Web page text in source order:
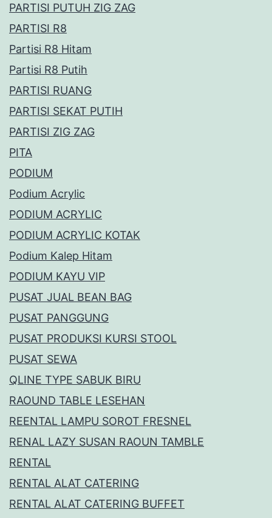
PARTISI PUTUH ZIG ZAG
PARTISI R8
Partisi R8 Hitam
Partisi R8 Putih
PARTISI RUANG
PARTISI SEKAT PUTIH
PARTISI ZIG ZAG
PITA
PODIUM
Podium Acrylic
PODIUM ACRYLIC
PODIUM ACRYLIC KOTAK
Podium Kalep Hitam
PODIUM KAYU VIP
PUSAT JUAL BEAN BAG
PUSAT PANGGUNG
PUSAT PRODUKSI KURSI STOOL
PUSAT SEWA
QLINE TYPE SABUK BIRU
RAOUND TABLE LESEHAN
REENTAL LAMPU SOROT FRESNEL
RENAL LAZY SUSAN RAOUN TAMBLE
RENTAL
RENTAL ALAT CATERING
RENTAL ALAT CATERING BUFFET